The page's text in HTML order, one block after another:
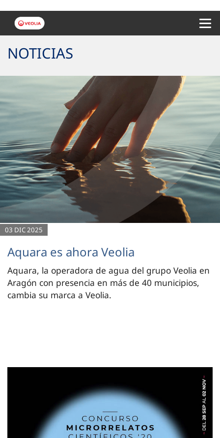
NOTICIAS
03 DIC 2025
Aquara es ahora Veolia
Aquara, la operadora de agua del grupo Veolia en
Aragón con presencia en más de 40 municipios,
cambia su marca a Veolia.